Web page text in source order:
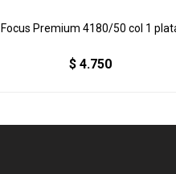
Focus Premium 4180/50 col 1
$ 4.750